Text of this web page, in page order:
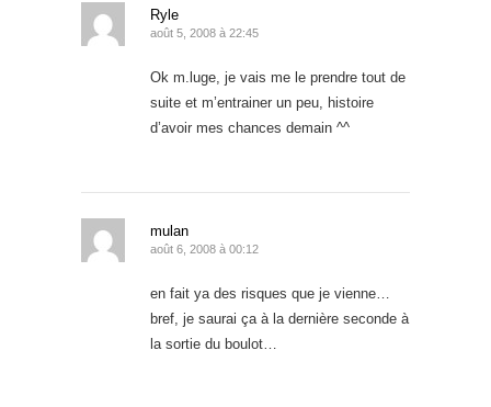
Ryle
août 5, 2008 à 22:45
Ok m.luge, je vais me le prendre tout de
suite et m’entrainer un peu, histoire
d’avoir mes chances demain ^^
mulan
août 6, 2008 à 00:12
en fait ya des risques que je vienne…
bref, je saurai ça à la dernière seconde à
la sortie du boulot…